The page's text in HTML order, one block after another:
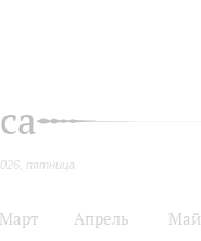
пятница
Март Апрель Май